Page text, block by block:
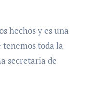
hechos y es una
toda la
secretaria de